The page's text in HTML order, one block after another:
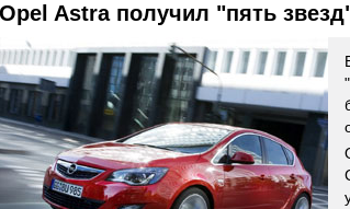
Opel Astra получил "пять